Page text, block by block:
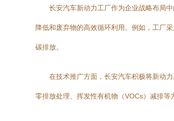
长安汽车新动力工厂作为企业战略布局
降低和废弃物的高效循环利用。例如，工厂
碳排放。
在技术推广方面，长安汽车积极将新动
零排放处理、挥发性有机物（VOCs）减排